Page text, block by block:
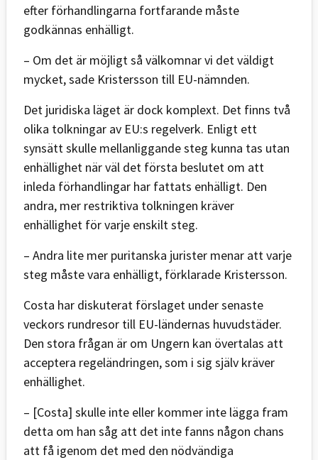
efter förhandlingarna fortfarande måste
godkännas enhälligt.
– Om det är möjligt så välkomnar vi det väldigt
mycket, sade Kristersson till EU-nämnden.
Det juridiska läget är dock komplext. Det finns två
olika tolkningar av EU:s regelverk. Enligt ett
synsätt skulle mellanliggande steg kunna tas utan
enhällighet när väl det första beslutet om att
inleda förhandlingar har fattats enhälligt. Den
andra, mer restriktiva tolkningen kräver
enhällighet för varje enskilt steg.
– Andra lite mer puritanska jurister menar att varje
steg måste vara enhälligt, förklarade Kristersson.
Costa har diskuterat förslaget under senaste
veckors rundresor till EU-ländernas huvudstäder.
Den stora frågan är om Ungern kan övertalas att
acceptera regeländringen, som i sig själv kräver
enhällighet.
– [Costa] skulle inte eller kommer inte lägga fram
detta om han såg att det inte fanns någon chans
att få igenom det med den nödvändiga